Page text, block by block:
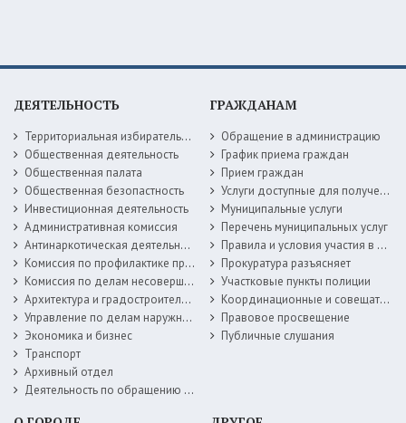
ДЕЯТЕЛЬНОСТЬ
Территориальная избирательная комиссия
Общественная деятельность
Общественная палата
Общественная безопастность
Инвестиционная деятельность
Административная комиссия
Антинаркотическая деятельность
Комиссия по профилактике правонарушений
Комиссия по делам несовершеннолетних
Архитектура и градостроительство
Управление по делам наружной рекламы
Экономика и бизнес
Транспорт
Архивный отдел
Деятельность по обращению с животными без владельцев
ГРАЖДАНАМ
Обращение в администрацию
График приема граждан
Прием граждан
Услуги доступные для получения в электронной форме
Муниципальные услуги
Перечень муниципальных услуг
Правила и условия участия в жилищных программах
Прокуратура разъясняет
Участковые пункты полиции
Координационные и совещательные органы
Правовое просвещение
Публичные слушания